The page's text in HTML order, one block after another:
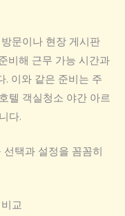
문이나 현장 게시판
비해 근무 가능 시간과
. 이와 같은 준비는 주
텔 객실청소 야간 아르
다.
택과 설정을 꼼꼼히
교